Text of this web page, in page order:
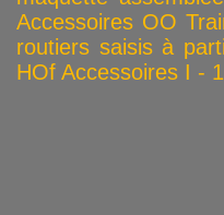
Accessoires OO
routiers saisis à
HOf Accessoires I -